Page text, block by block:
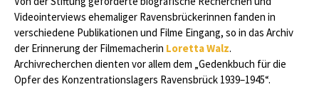
Videointerviews ehemaliger Ravensbrückerinnen fanden in
verschiedene Publikationen und Filme Eingang, so in das Archiv
der Erinnerung der Filmemacherin Loretta Walz.
Archivrecherchen dienten vor allem dem „Gedenkbuch für die
Opfer des Konzentrationslagers Ravensbrück 1939–1945“.